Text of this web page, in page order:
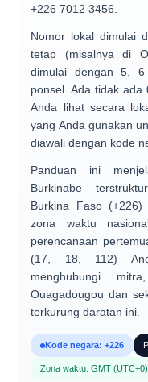
+226 7012 3456
Nomor lokal dimulai
tetap (misalnya di
dimulai dengan5, 6
ponsel. Adatidak ada
Anda lihat secara
yang Anda gunakan
diawali dengan kode
Panduan ini
Burkinabe
Burkina Faso (+226)
zona waktu
perencanaan
(17, 18, 112)
menghubungi
Ouagadougou dan
terkurung daratan ini.
Kode negara: +226
Zona waktu: GMT